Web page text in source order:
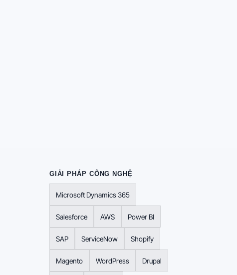
GIẢI PHÁP CÔNG NGHỆ
Microsoft Dynamics 365
Salesforce AWS Power BI
SAP ServiceNow Shopify
Magento WordPress Drupal